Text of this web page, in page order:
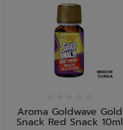
Aroma Goldwave Gold
Snack Red Snack 10ml